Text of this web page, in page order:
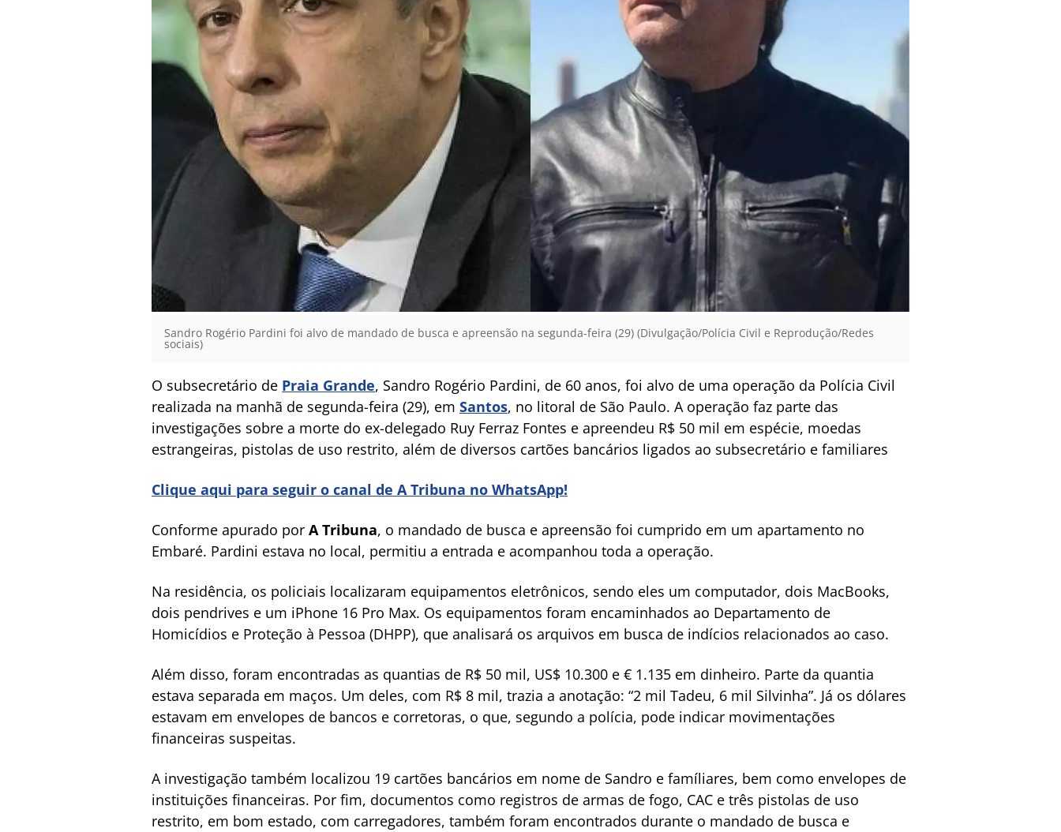
Sandro Rogério Pardini foi alvo de mandado de busca e apreensão na segunda-feira (29) (Divulgação/Polícia Civil e Reprodução/Redes
sociais)
O subsecretário de Praia Grande, Sandro Rogério Pardini, de 60 anos, foi alvo de uma operação da Polícia Civil
realizada na manhã de segunda-feira (29), em Santos, no litoral de São Paulo. A operação faz parte das
investigações sobre a morte do ex-delegado Ruy Ferraz Fontes e apreendeu R$ 50 mil em espécie, moedas
estrangeiras, pistolas de uso restrito, além de diversos cartões bancários ligados ao subsecretário e familiares
Clique aqui para seguir o canal de A Tribuna no WhatsApp!
Conforme apurado por A Tribuna, o mandado de busca e apreensão foi cumprido em um apartamento no
Embaré. Pardini estava no local, permitiu a entrada e acompanhou toda a operação.
Na residência, os policiais localizaram equipamentos eletrônicos, sendo eles um computador, dois MacBooks,
dois pendrives e um iPhone 16 Pro Max. Os equipamentos foram encaminhados ao Departamento de
Homicídios e Proteção à Pessoa (DHPP), que analisará os arquivos em busca de indícios relacionados ao caso.
Além disso, foram encontradas as quantias de R$ 50 mil, US$ 10.300 e € 1.135 em dinheiro. Parte da quantia
estava separada em maços. Um deles, com R$ 8 mil, trazia a anotação: “2 mil Tadeu, 6 mil Silvinha”. Já os dólares
estavam em envelopes de bancos e corretoras, o que, segundo a polícia, pode indicar movimentações
financeiras suspeitas.
A investigação também localizou 19 cartões bancários em nome de Sandro e famíliares, bem como envelopes de
instituições financeiras. Por fim, documentos como registros de armas de fogo, CAC e três pistolas de uso
restrito, em bom estado, com carregadores, também foram encontrados durante o mandado de busca e